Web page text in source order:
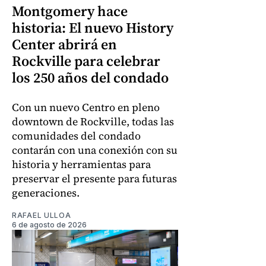
Montgomery hace
historia: El nuevo History
Center abrirá en
Rockville para celebrar
los 250 años del condado
Con un nuevo Centro en pleno
downtown de Rockville, todas las
comunidades del condado
contarán con una conexión con su
historia y herramientas para
preservar el presente para futuras
generaciones.
RAFAEL ULLOA
6 de agosto de 2026